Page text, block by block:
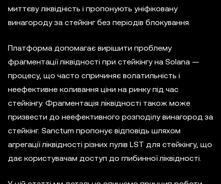
миттєву ліквідність і пропонують уніфіковану
винагороду за стейкінг без періодів блокування.
Платформа допомагає вирішити проблему
фрагментації ліквідності при стейкінгу на Solana —
процесу, що часто спричиняє волатильність і
неефективне коливання ціни на ринку під час
стейкінгу. Фрагментація ліквідності також може
призвести до неефективного розподілу винагород за
стейкінг. Sanctum пропонує відповідь шляхом
агрегації ліквідності різних пулів LST для стейкінгу, що
дає користувачам доступ до глибинної ліквідності.